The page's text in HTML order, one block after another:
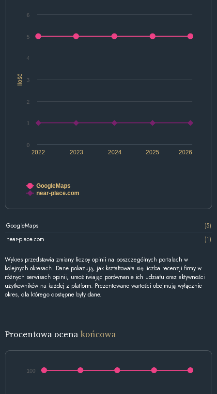
Ilość
2022 2024 2026
2023 2025
0
1
2
3
4
5
6
GoogleMaps
near-place.com
GoogleMaps
(5)
near-place.com
(1)
Wykres przedstawia zmiany liczby opinii na poszczególnych portalach w
kolejnych okresach. Dane pokazują, jak kształtowała się liczba recenzji firmy w
różnych serwisach opinii, umożliwiając porównanie ich udziału oraz aktywności
użytkowników na każdej z platform. Prezentowane wartości obejmują wyłącznie
okres, dla którego dostępne były dane.
Procentowa ocenakońcowa
100